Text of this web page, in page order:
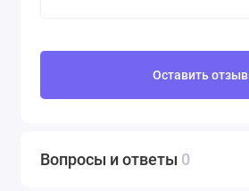
Оставить отзыв
Вопросы и ответы 0